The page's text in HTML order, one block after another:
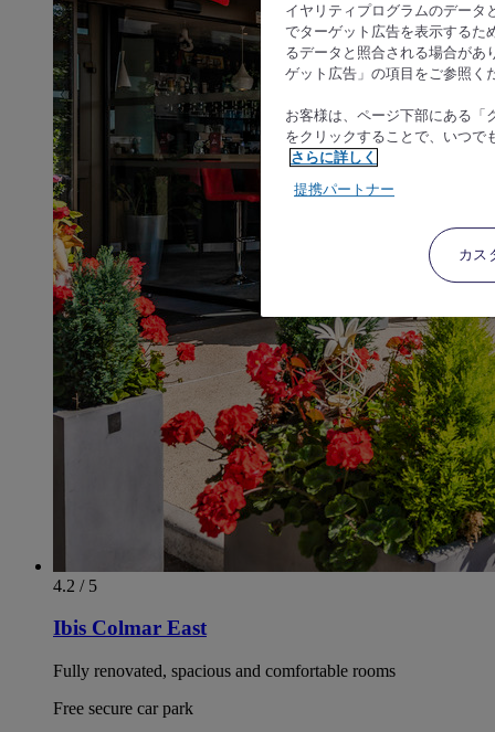
4.2 / 5
Ibis Colmar East
Fully renovated, spacious and comfortable rooms
Free secure car park
イヤリティプログラムのデータ
でターゲット広告を表示するた
るデータと照合される場合があ
ゲット広告」の項目をご参照く
お客様は、ページ下部にある「
をクリックすることで、いつで
さらに詳しく
提携パートナー
カス